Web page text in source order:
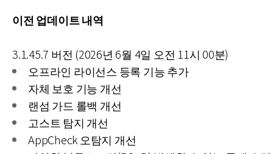
이전 업데이트 내역
3.1.45.7 버전 (2026년 6월 4일 오전 11시 00분)
오프라인 라이선스 등록 기능 추가
자체 보호 기능 개선
랜섬 가드 롤백 개선
고스트 탐지 개선
AppCheck 오탐지 개선